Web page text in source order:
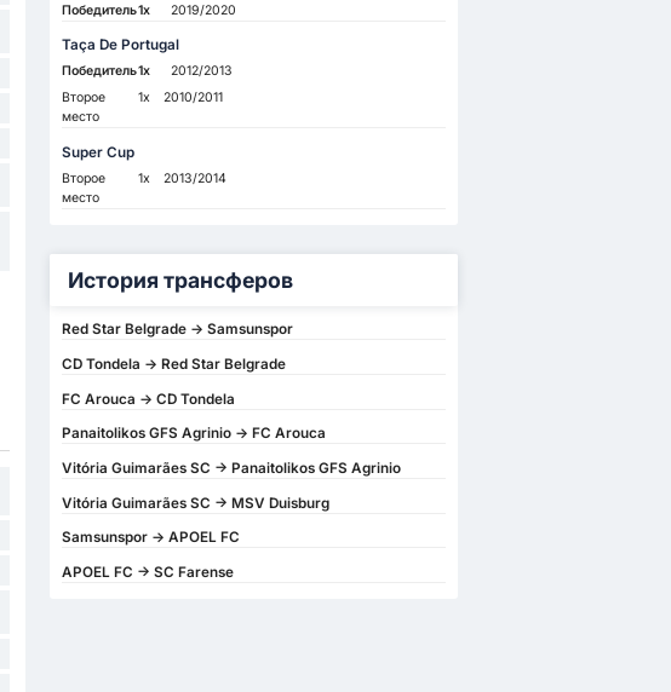
Победитель1x 2019/2020
Taça De Portugal
Победитель1x
2012/2013
Второе
место
1x 2010/2011
Super Cup
Второе
место
1x 2013/2014
История трансферов
Red Star Belgrade -> Samsunspor
CD Tondela -> Red Star Belgrade
FC Arouca -> CD Tondela
Panaitolikos GFS Agrinio -> FC Arouca
Vitória Guimarães SC -> Panaitolikos GFS Agrinio
Vitória Guimarães SC -> MSV Duisburg
Samsunspor -> APOEL FC
APOEL FC -> SC Farense